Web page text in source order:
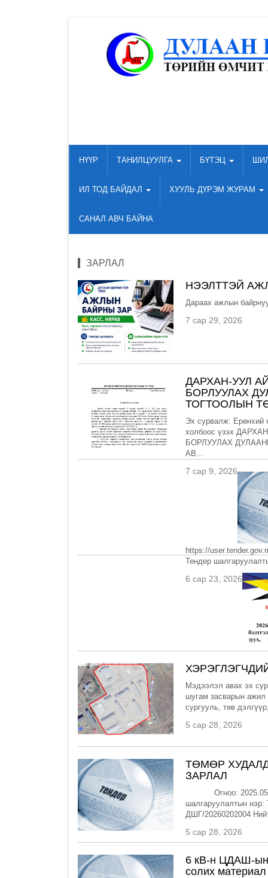
НҮҮР ТАНИЛЦУУЛГА БҮТЭЦ
ИЛ ТОД БАЙДАЛ ХУУЛЬ ДҮРЭМ ЖУРАМ
САНАЛ АВЧ БАЙНА
ЗАРЛАЛ
НЭЭЛТТЭЙ
Дараах ажлын
7 сар 29, 2026
ДАРХАН-УУЛ
БОРЛУУЛАХ
ТОГТООЛЫН
Эх сурвалж: Ерөнхий
холбоос үзэх
БОРЛУУЛАХ
АВ...
7 сар 9, 2026
https://
Тендер
6 сар 23, 2026
Мэдээлэл авах эх
шугам засварын ажил
сургууль, төв
5 сар 28, 2026
ТӨМӨР
ЗАРЛАЛ
Огноо: 2025.05.28
шалгаруулалтын нэр:
ДШГ/20260202004
5 сар 28, 2026
6 кВ-н ЦДАШ-ын
солих